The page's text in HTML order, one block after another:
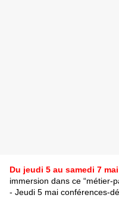
Du jeudi 5 au samedi 7
immersion dans ce “métier-
- Jeudi 5 mai conférences-